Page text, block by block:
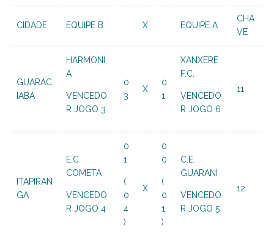
CIDADE EQUIPE B X EQUIPE A
CHA
VE
GUARAC
IABA
HARMONI
A
VENCEDO
R JOGO 3
0
3
X
0
1
XANXERE
F.C.
VENCEDO
R JOGO 6
11
ITAPIRAN
GA
E.C.
COMETA
VENCEDO
R JOGO 4
0
1
(
0
4
)
X
0
0
(
0
1
)
C.E.
GUARANI
VENCEDO
R JOGO 5
12